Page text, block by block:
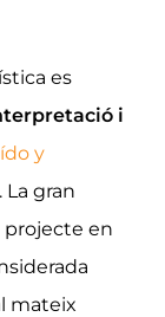
es
i
y
La gran
projecte en
mateix